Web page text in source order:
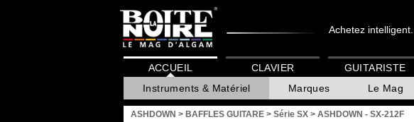
Achetez intelligent...
ACCUEIL
Instruments & Matériel
Marques Le Mag
CLAVIER GUITARISTE
ASHDOWN > BAFFLES GUITARE > Série SX > ASHDOWN - SX-212F